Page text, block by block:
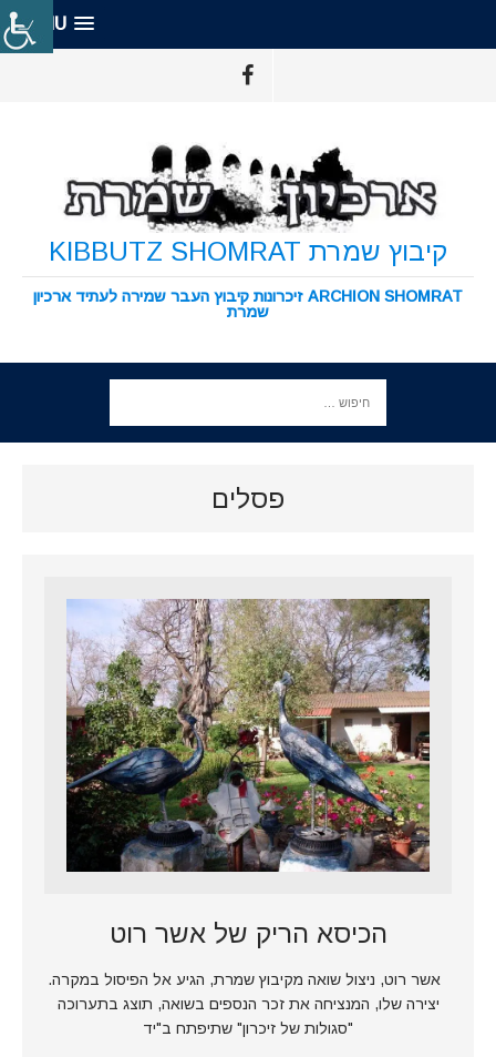
MENU
קיבוץ שמרת KIBBUTZ SHOMRAT
ARCHION SHOMRAT זיכרונות קיבוץ העבר שמירה לעתיד ארכיון
שמרת
פסלים
הכיסא הריק של אשר רוט
אשר רוט, ניצול שואה מקיבוץ שמרת, הגיע אל הפיסול במקרה.
יצירה שלו, המנציחה את זכר הנספים בשואה, תוצג בתערוכה
"סגולות של זיכרון" שתיפתח ב"יד